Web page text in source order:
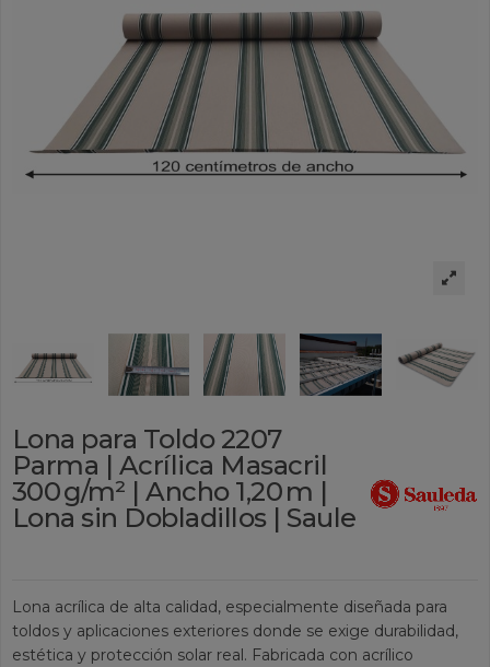
Lona para Toldo 2207
Parma | Acrílica Masacril
300 g/m² | Ancho 1,20 m |
Lona sin Dobladillos | Saule
Lona acrílica de alta calidad, especialmente diseñada para
toldos y aplicaciones exteriores donde se exige durabilidad,
estética y protección solar real. Fabricada con acrílico